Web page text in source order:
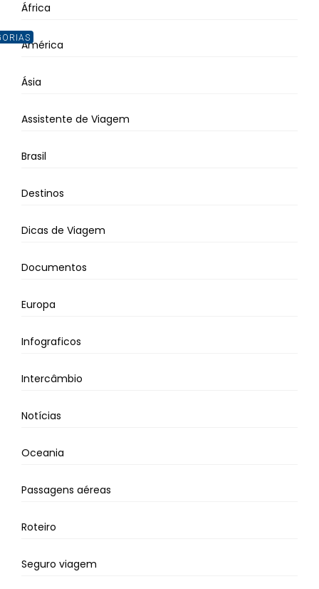
África
América
Ásia
Assistente de Viagem
Brasil
Destinos
Dicas de Viagem
Documentos
Europa
Infograficos
Intercâmbio
Notícias
Oceania
Passagens aéreas
Roteiro
Seguro viagem